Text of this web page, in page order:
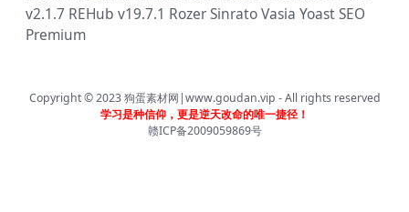
v2.1.7 REHub v19.7.1 RozerSinratoVasia Yoast SEO
Premium
Copyright © 2023狗蛋素材网|www.goudan.vip - All rights reserved
学习是种信仰，更是逆天改命的唯一捷径！
赣ICP备2009059869号